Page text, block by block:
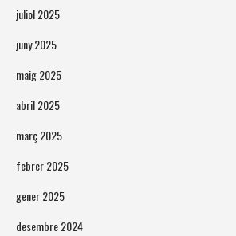
juliol 2025
juny 2025
maig 2025
abril 2025
març 2025
febrer 2025
gener 2025
desembre 2024